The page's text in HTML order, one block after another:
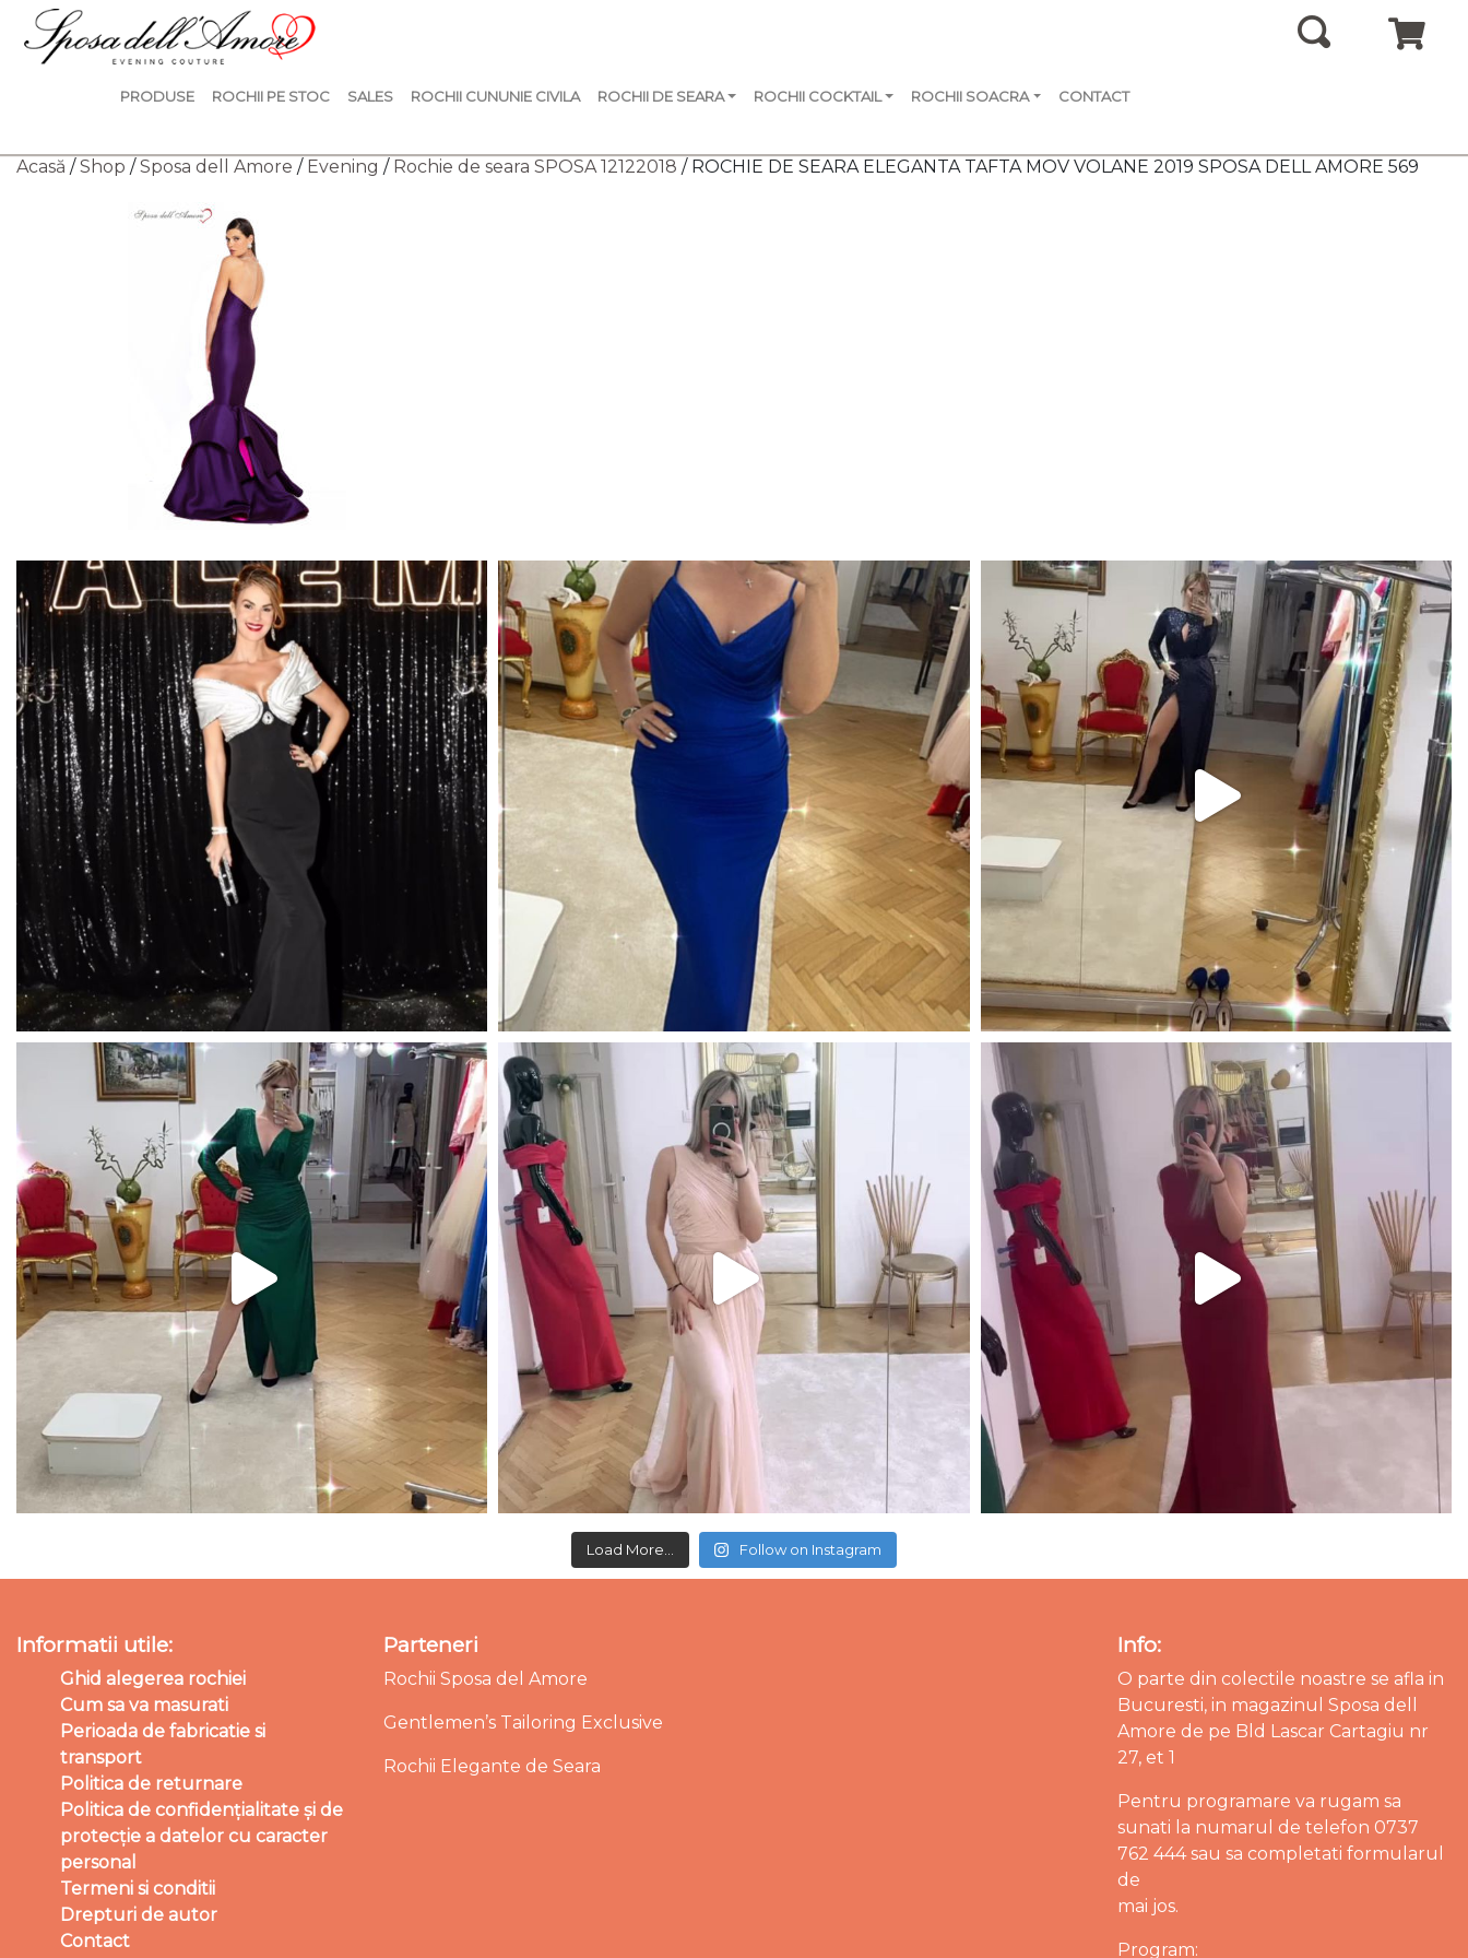
PRODUSE ROCHII PE STOC SALES ROCHII CUNUNIE CIVILA ROCHII DE SEARA ROCHII COCKTAIL ROCHII SOACRA CONTACT
Acasă /Shop /Sposa dell Amore / Evening / Rochie de seara SPOSA 12122018 / ROCHIE DE SEARA ELEGANTA TAFTA MOV VOLANE 2019 SPOSA DELL AMORE 569
Load More... Follow on Instagram
Informatii utile:
Ghid alegerea rochiei
Cum sa va masurati
Perioada de fabricatie si
transport
Politica de returnare
Politica de confidențialitate și de
protecție a datelor cu caracter
personal
Termeni si conditii
Drepturi de autor
Contact
Parteneri
Rochii Sposa del Amore
Gentlemen’s Tailoring Exclusive
Rochii Elegante de Seara
Info:
O parte din colectile noastre se afla in
Bucuresti, in magazinul Sposa dell
Amore de pe Bld Lascar Cartagiu nr
27, et 1
Pentru programare va rugam sa
sunati la numarul de telefon 0737
762 444 sau sa completati formularul
de
mai jos.
Program: